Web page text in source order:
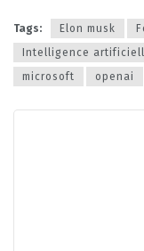
Tags: Elon musk
Intelligence
microsoft
openai